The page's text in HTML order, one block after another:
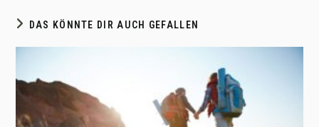
DAS KÖNNTE DIR AUCH GEFALLEN